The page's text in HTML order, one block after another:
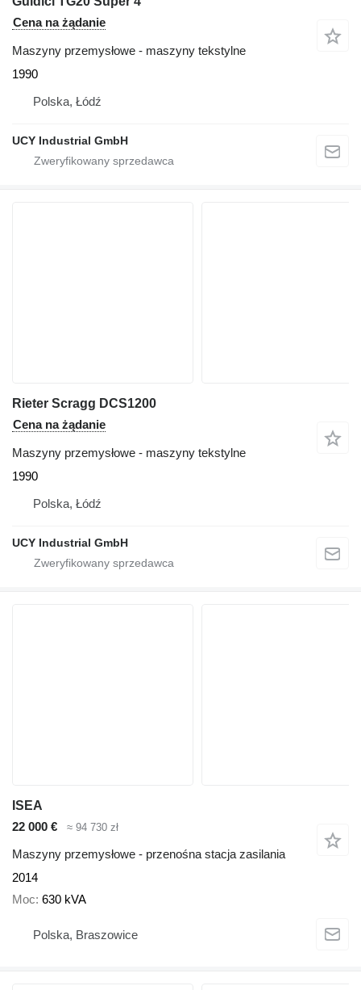
Cena na żądanie
Maszyny przemysłowe - maszyny tekstylne
1990
Polska, Łódź
UCY Industrial GmbH
Rieter Scragg DCS1200
Cena na żądanie
Maszyny przemysłowe - maszyny tekstylne
1990
Polska, Łódź
UCY Industrial GmbH
ISEA
22 000 €
≈ 94 730 zł
Maszyny przemysłowe - przenośna stacja zasilania
2014
Moc 630 kVA
Polska, Braszowice